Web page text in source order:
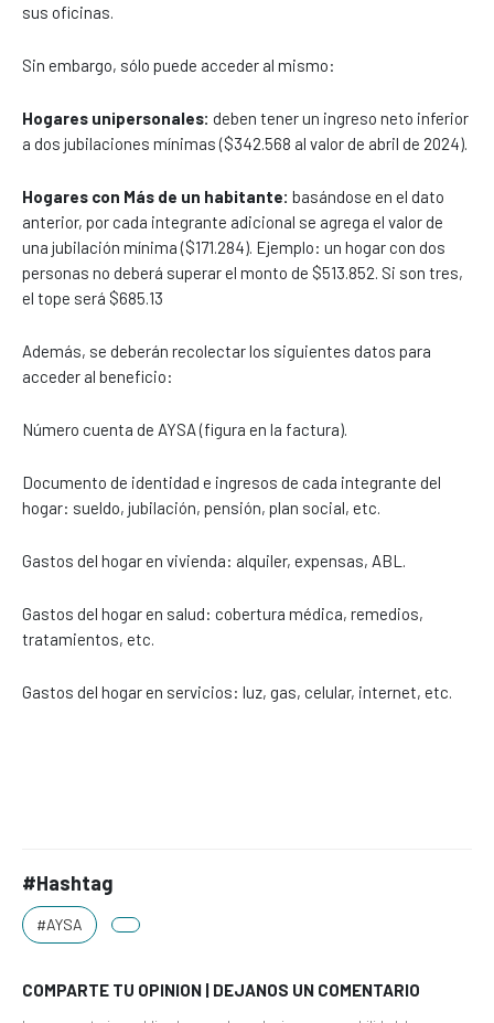
sus oficinas.
Sin embargo, sólo puede acceder al mismo:
Hogares unipersonales: deben tener un ingreso neto inferior
a dos jubilaciones mínimas ($342.568 al valor de abril de 2024).
Hogares con Más de un habitante: basándose en el dato
anterior, por cada integrante adicional se agrega el valor de
una jubilación mínima ($171.284). Ejemplo: un hogar con dos
personas no deberá superar el monto de $513.852. Si son tres,
el tope será $685.13
Además, se deberán recolectar los siguientes datos para
acceder al beneficio:
Número cuenta de AYSA (figura en la factura).
Documento de identidad e ingresos de cada integrante del
hogar: sueldo, jubilación, pensión, plan social, etc.
Gastos del hogar en vivienda: alquiler, expensas, ABL.
Gastos del hogar en salud: cobertura médica, remedios,
tratamientos, etc.
Gastos del hogar en servicios: luz, gas, celular, internet, etc.
#Hashtag
#AYSA
COMPARTE TU OPINION | DEJANOS UN COMENTARIO